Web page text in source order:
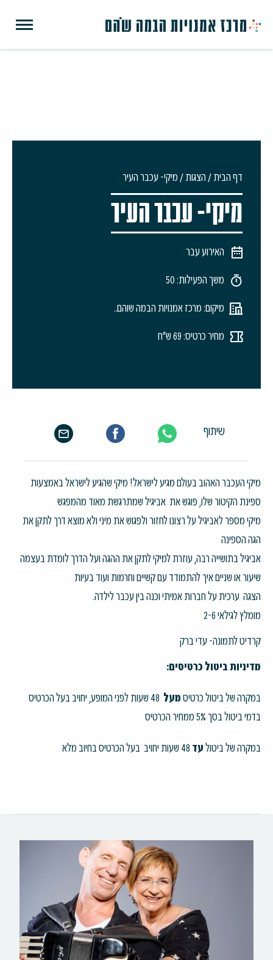
דף הבית/הצגות/מיקי- עכבר העיר
מיקי- עכבר העיר
האירוע עבר
משך הפעילות: 50
מיקום: מרכז אמנויות הבמה שוהם..
מחיר כרטיס: 69 ש"ח
שיתוף
מיקי העכבר האהוב בעולם מגיע לישראל! מיקי שהגיע לישראל באמצעות
ספינת הקיטור שלו, פוגש את אביגיל שמתרגשת מאוד מהמפגש
מיקי מספר לאביגיל על רצונו לחזור ולפגוש את מיני ולא מוצא דרך לתקן את
הגה הספינה
אביגיל בתושייה רבה, עוזרת למיקי לתקן את ההגה ועל הדרך לומדת בעצמה
שיעור או שניים איך להתמודד עם קשיים וחרמות ועוד בעיות
הצגה ערכית על חברות אמיתי וכנה בין עכבר לילדה.
מומלץ לגילאי 2-6
קרדיט לתמונה- עדי ברק
מדיניות ביטול כרטיסים:
במקרה של ביטול כרטיסמעל
48 שעות לפני המופע, יחויב בעל הכרטיס
בדמי ביטול בסך 5% ממחיר הכרטיס
במקרה של ביטולעד